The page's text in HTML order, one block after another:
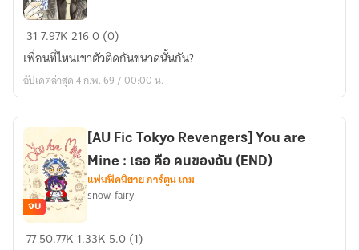
[Fic
Reborn]
You
&
(Dino
x
OC)
317.97K2160 (0)
เพื่อนที่ไหนเขาตัวติดกันขนาดนั้นกัน?
อัปเดตล่าสุด 4 ก.พ. 69 / 00:00 น.
[AU
จบ
[AU Fic Tokyo Revengers] You are
Mine : เธอ คือ คนของฉัน (END)
แฟนฟิคนิยาย การ์ตูน เกม
snow-fairy
7750.77K 1.33K 5.0 (1)